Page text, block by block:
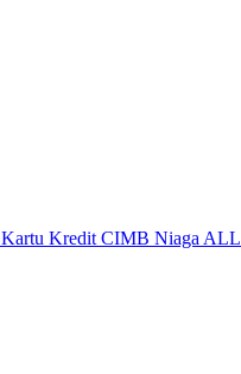
Kartu Kredit CIMB Niaga ALL